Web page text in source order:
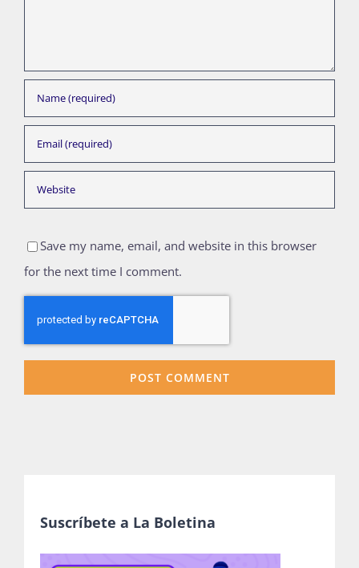
Save my name, email, and website in this browser
for the next time I comment.
Suscríbete a La Boletina